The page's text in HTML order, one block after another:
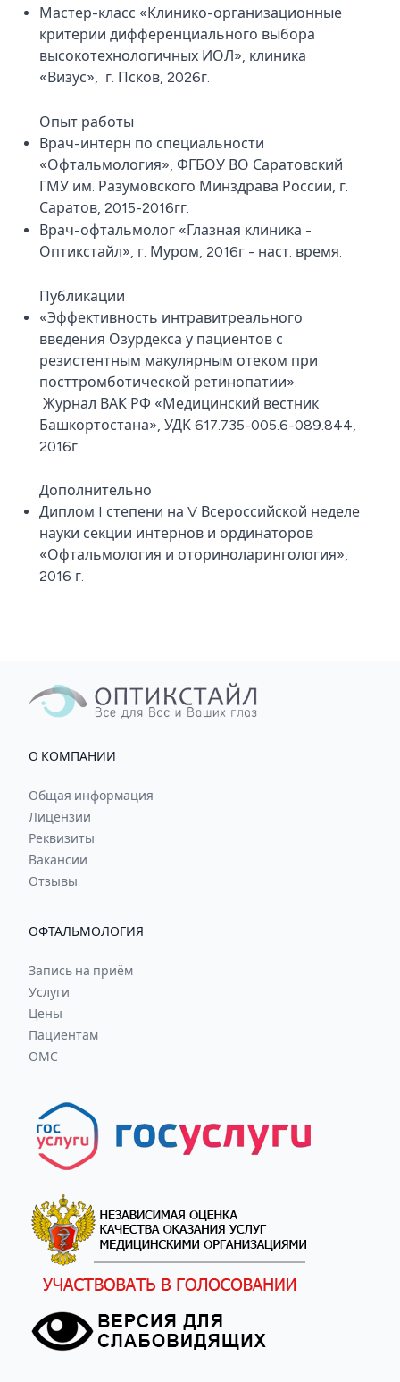
Мастер-класс «Клинико-организационные
критерии дифференциального выбора
высокотехнологичных ИОЛ», клиника
«Визус», г. Псков, 2026г.
Опыт работы
Врач-интерн по специальности
«Офтальмология», ФГБОУ ВО Саратовский
ГМУ им. Разумовского Минздрава России, г.
Саратов, 2015-2016гг.
Врач-офтальмолог «Глазная клиника -
Оптикстайл», г. Муром, 2016г - наст. время.
Публикации
«Эффективность интравитреального
введения Озурдекса у пациентов с
резистентным макулярным отеком при
посттромботической ретинопатии».
Журнал ВАК РФ «Медицинский вестник
Башкортостана», УДК 617.735-005.6-089.844,
2016г.
Дополнительно
Диплом I степени на V Всероссийской неделе
науки секции интернов и ординаторов
«Офтальмология и оториноларингология»,
2016 г.
О КОМПАНИИ
Общая информация
Лицензии
Реквизиты
Вакансии
Отзывы
ОФТАЛЬМОЛОГИЯ
Запись на приём
Услуги
Цены
Пациентам
ОМС